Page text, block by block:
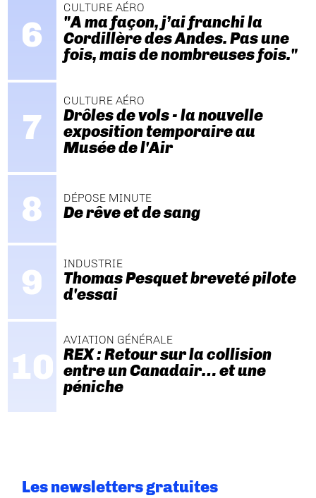
CULTURE AÉRO
"A ma façon, j’ai franchi la
Cordillère des Andes. Pas une
fois, mais de nombreuses fois."
CULTURE AÉRO
Drôles de vols - la nouvelle
exposition temporaire au
Musée de l'Air
DÉPOSE MINUTE
De rêve et de sang
INDUSTRIE
Thomas Pesquet breveté pilote
d'essai
AVIATION GÉNÉRALE
REX : Retour sur la collision
entre un Canadair… et une
péniche
Les newsletters gratuites